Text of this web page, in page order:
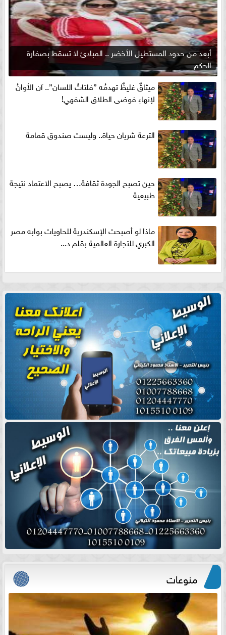
أبعد من حدود المستطيل الأخضر .. المبادئ لا تسقط بصفارة
الحكم
ميثاقٌ غليظٌ تهدمُه ”فلتاتُ اللسان”.. آن الأوانُ
لإنهاءِ فوضى الطلاق الشفهي!
الترعة شريان حياة.. وليست صندوق قمامة
حين تصبح الجودة ثقافة… يصبح الاعتماد نتيجة
طبيعية
ماذا لو أصبحت الإسكندرية للحاويات بوابه مصر
الكبري للتجارة العالمية بقلم د...
منوعات